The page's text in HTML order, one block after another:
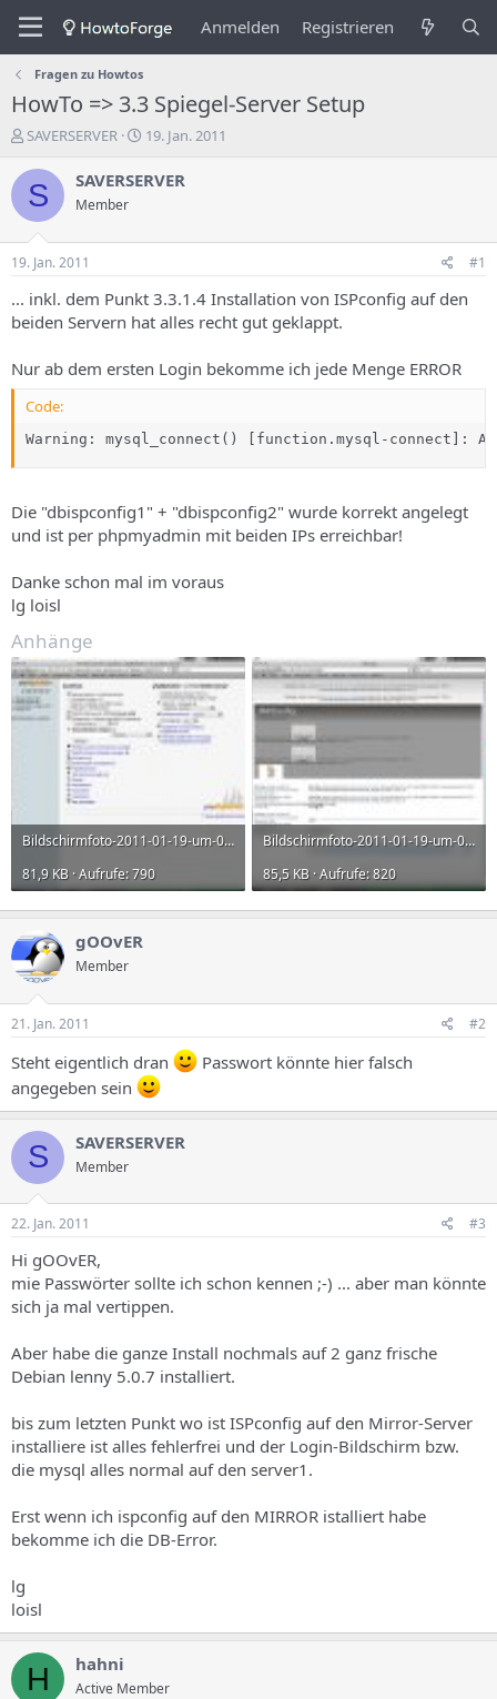
Anmelden Registrieren
Fragen zu Howtos
HowTo => 3.3 Spiegel-Server Setup
E
s
t
e
e
r
d
e
T
e
m
SAVERSERVER
E
s
n
g
s
a
m
19. Jan. 2011
S SAVERSERVER
Member
19. Jan. 2011 #1
... inkl. dem Punkt 3.3.1.4 Installation von ISPconfig auf den
beiden Servern hat alles recht gut geklappt.
Nur ab dem ersten Login bekomme ich jede Menge ERROR
Code:
Warning: mysql_connect() [function.mysql-
Die "dbispconfig1" + "dbispconfig2" wurde korrekt angelegt
und ist per phpmyadmin mit beiden IPs erreichbar!
Danke schon mal im voraus
lg loisl
Anhänge
Bildschirmfoto-2011-01-19-um-00.16.jpg
81,9 KB · Aufrufe: 790
Bildschirmfoto-2011-01-19-um-00.19.jpg
85,5 KB · Aufrufe: 820
gOOvER
Member
21. Jan. 2011 #2
Steht eigentlich dran
Passwort könnte hier falsch
angegeben sein
S SAVERSERVER
Member
22. Jan. 2011 #3
Hi gOOvER,
mie Passwörter sollte ich schon kennen ;-) ... aber man könnte
sich ja mal vertippen.
Aber habe die ganze Install nochmals auf 2 ganz frische
Debian lenny 5.0.7 installiert.
bis zum letzten Punkt wo ist ISPconfig auf den Mirror-Server
installiere ist alles fehlerfrei und der Login-Bildschirm bzw.
die mysql alles normal auf den server1.
Erst wenn ich ispconfig auf den MIRROR istalliert habe
bekomme ich die DB-Error.
lg
loisl
H hahni
Active Member